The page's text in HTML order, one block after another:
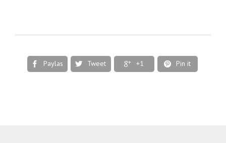
 Paylas  Tweet  +1  Pin it